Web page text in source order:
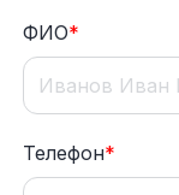
ФИО*
Телефон*